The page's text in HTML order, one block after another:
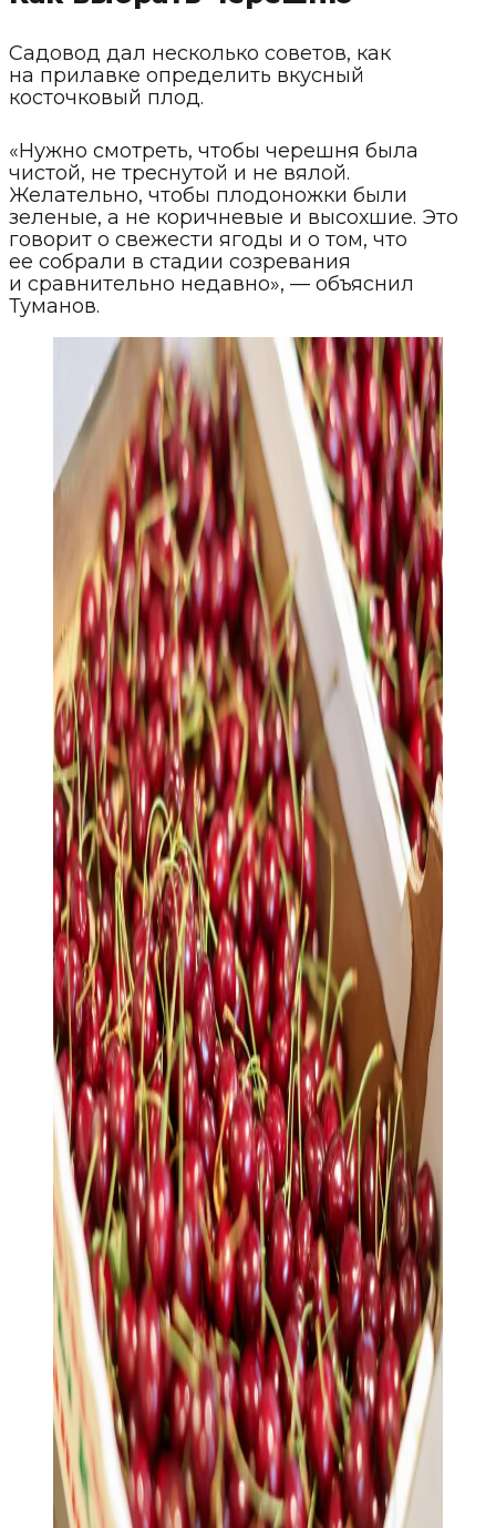
Садовод дал несколько советов, как
на прилавке определить вкусный
косточковый плод.
«Нужно смотреть, чтобы черешня была
чистой, не треснутой и не вялой.
Желательно, чтобы плодоножки были
зеленые, а не коричневые и высохшие. Это
говорит о свежести ягоды и о том, что
ее собрали в стадии созревания
и сравнительно недавно», — объяснил
Туманов.